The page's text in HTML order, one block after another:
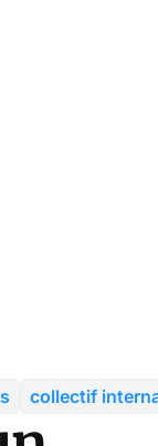
collectif